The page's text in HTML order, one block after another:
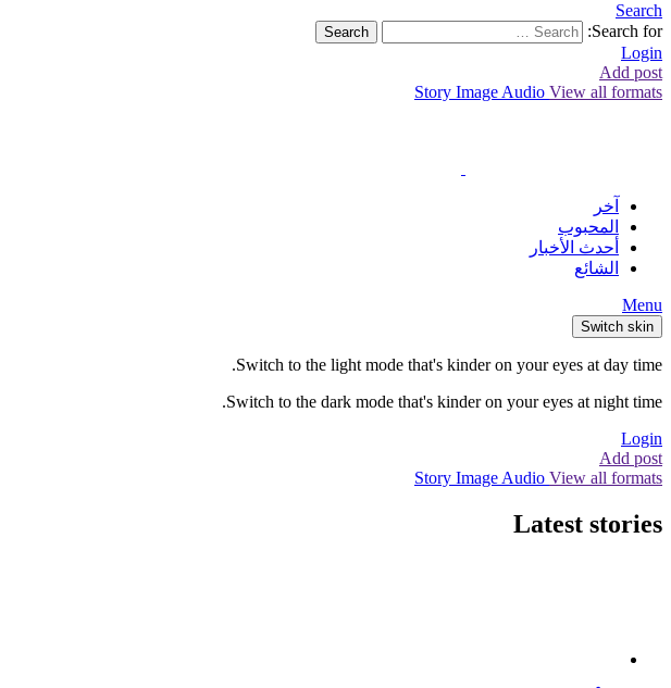
Search
Search for:
Search
Login
Add post
Story Image Audio View all formats
آخر
المحبوب
أحدث الأخبار
الشائع
Menu
Switch skin
Switch to the light mode that's kinder on your eyes at day time.
Switch to the dark mode that's kinder on your eyes at night time.
Login
Add post
Story Image Audio View all formats
Latest stories